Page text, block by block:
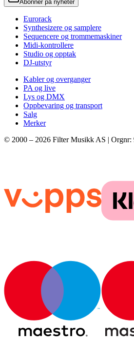
Abonner på nyheter
Eurorack
Synthesizere og samplere
Sequencere og trommemaskiner
Midi-kontrollere
Studio og opptak
DJ-utstyr
Kabler og overganger
PA og live
Lys og DMX
Oppbevaring og transport
Salg
Merker
© 2000 – 2026 Filter Musikk AS | Orgnr: